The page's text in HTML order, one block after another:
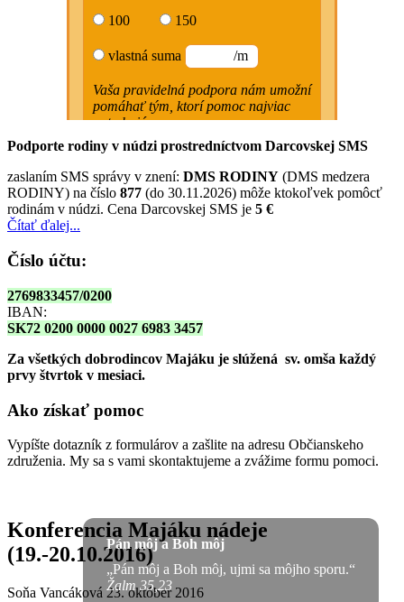
Podporte rodiny v núdzi prostredníctvom Darcovskej SMS
zaslaním SMS správy v znení: DMS RODINY (DMS medzera
RODINY) na číslo 877 (do 30.11.2026) môže ktokoľvek pomôcť
rodinám v núdzi. Cena Darcovskej SMS je 5 €
Čítať ďalej...
Číslo účtu:
2769833457/0200
IBAN:
SK72 0200 0000 0027 6983 3457
Za všetkých dobrodincov Majáku je slúžená sv. omša každý
prvy štvrtok v mesiaci.
Ako získať pomoc
Vypíšte dotazník z formulárov a zašlite na adresu Občianskeho
združenia. My sa s vami skontaktujeme a zvážime formu pomoci.
Pán môj a Boh môj
„Pán môj a Boh môj, ujmi sa môjho sporu.“
Žalm 35,23
Konferencia Majáku nádeje
(19.-20.10.2016)
Soňa Vancáková 23. október 2016